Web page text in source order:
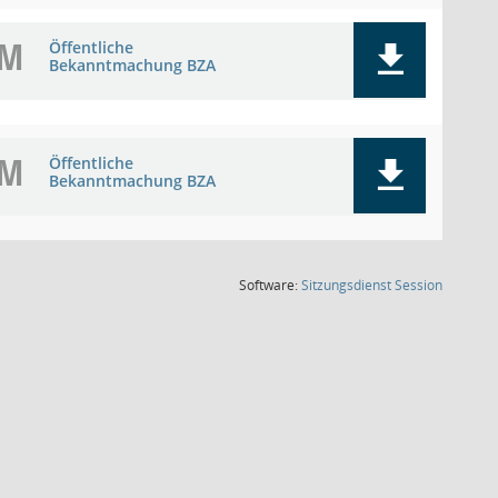
Öffentliche
Bekanntmachung BZA
Öffentliche
Bekanntmachung BZA
Software:SitzungsdienstSession(Wird in